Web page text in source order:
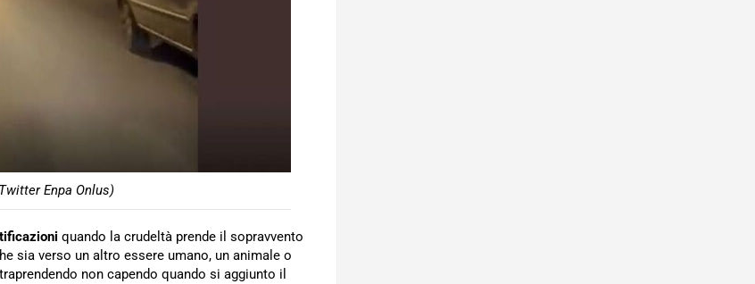
Enpa Onlus)
quando la crudeltà prende il sopravvento
sia verso un altro essere umano, un animale o
non capendo quando si aggiunto il